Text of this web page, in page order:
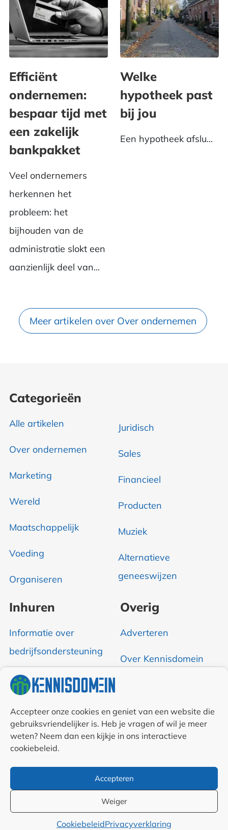
Accepteer onze cookies en geniet van een website die
gebruiksvriendelijker is. Heb je vragen of wil je meer
weten? Neem dan een kijkje in ons interactieve
cookiebeleid.
Accepteren
Weiger
CookiebeleidPrivacyverklaring
Efficiënt
ondernemen:
bespaar tijd met
een zakelijk
bankpakket
Veel ondernemers
herkennen het
probleem: het
bijhouden van de
administratie slokt een
aanzienlijk deel van...
Welke
hypotheek past
bij jou
Een hypotheek afslu...
Meer artikelen over Over ondernemen
Categorieën
Alle artikelen
Over ondernemen
Marketing
Wereld
Maatschappelijk
Voeding
Organiseren
Juridisch
Sales
Financieel
Producten
Muziek
Alternatieve
geneeswijzen
Inhuren
Informatie over
bedrijfsondersteuning
Overig
Adverteren
Over Kennisdomein
RSS & Nieuwsfeed
Auteurs
linkpartners
Algemene
voorwaarden